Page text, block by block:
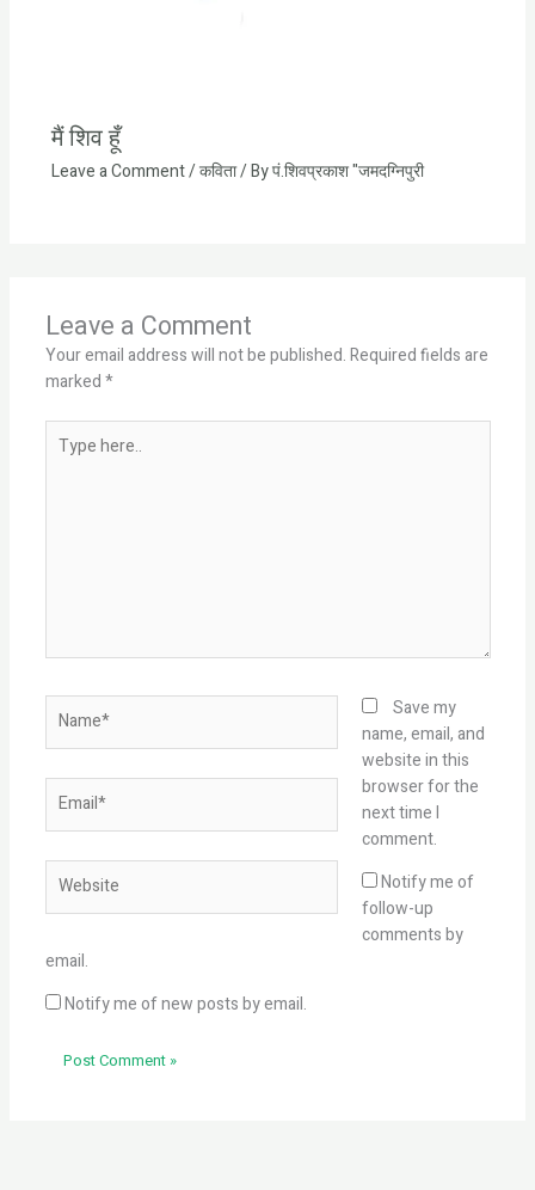
मैं शिव हूँ
Leave a Comment/कविता/ Byपं.शिवप्रकाश "जमदग्निपुरी
Leave a Comment
Your email address will not be published.Required fields are
marked*
here..
Save my
name, email, and
website in this
browser for the
next time I
comment.
Notify me of
follow-up
comments by
email.
Notify me of new posts by email.